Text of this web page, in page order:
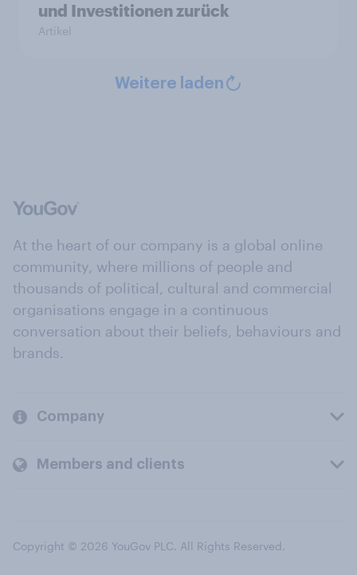
und Investitionen zurück
Artikel
Weitere laden
At the heart of our company is a global online
community, where millions of people and
thousands of political, cultural and commercial
organisations engage in a continuous
conversation about their beliefs, behaviours and
brands.
Company
Members and clients
Copyright © 2026 YouGov PLC. All Rights Reserved.